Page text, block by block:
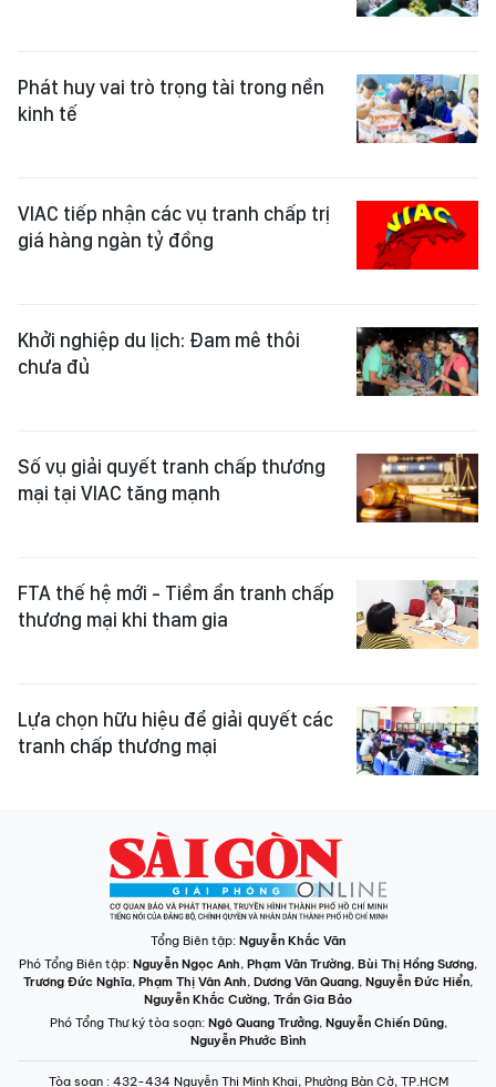
Phát huy vai trò trọng tài trong nền
kinh tế
VIAC tiếp nhận các vụ tranh chấp trị
giá hàng ngàn tỷ đồng
Khởi nghiệp du lịch: Đam mê thôi
chưa đủ
Số vụ giải quyết tranh chấp thương
mại tại VIAC tăng mạnh
FTA thế hệ mới - Tiềm ẩn tranh chấp
thương mại khi tham gia
Lựa chọn hữu hiệu để giải quyết các
tranh chấp thương mại
Tổng Biên tập: Nguyễn Khắc Văn
Phó Tổng Biên tập: Nguyễn Ngọc Anh, Phạm Văn Trường, Bùi Thị Hồng Sương,
Trương Đức Nghĩa, Phạm Thị Vân Anh, Dương Văn Quang, Nguyễn Đức Hiển,
Nguyễn Khắc Cường, Trần Gia Bảo
Phó Tổng Thư ký tòa soạn: Ngô Quang Trưởng, Nguyễn Chiến Dũng,
Nguyễn Phước Bình
Tòa soạn : 432-434 Nguyễn Thị Minh Khai, Phường Bàn Cờ, TP.HCM